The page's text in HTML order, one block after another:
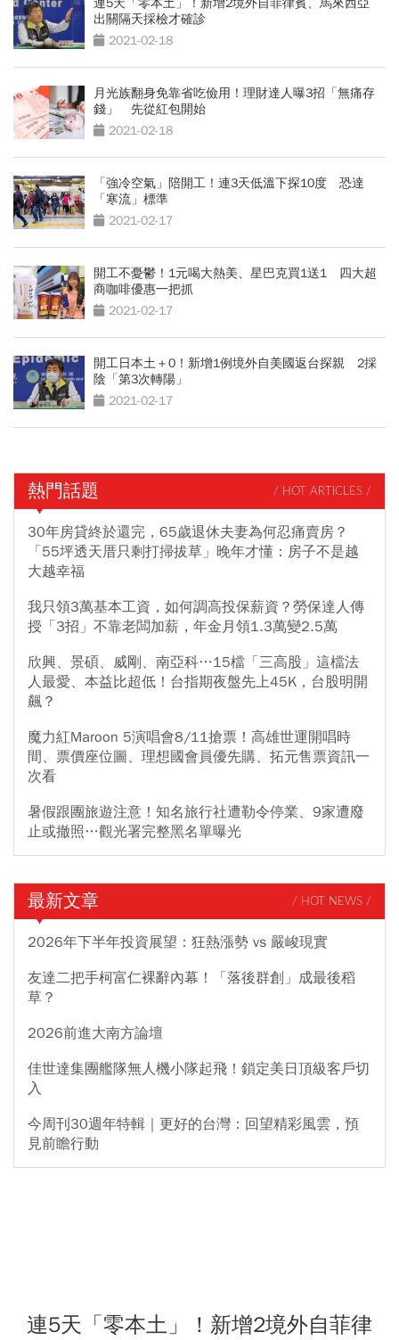
連5天「零本土」！新增2境外自菲律賓、馬來西亞
出關隔天採檢才確診
2021-02-18
月光族翻身免靠省吃儉用！理財達人曝3招「無痛存
錢」 先從紅包開始
2021-02-18
「強冷空氣」陪開工！連3天低溫下探10度 恐達
「寒流」標準
2021-02-17
開工不憂鬱！1元喝大熱美、星巴克買1送1 四大超
商咖啡優惠一把抓
2021-02-17
開工日本土＋0！新增1例境外自美國返台探親 2採
陰「第3次轉陽」
2021-02-17
熱門話題 / HOT ARTICLES /
30年房貸終於還完，65歲退休夫妻為何忍痛賣房？
「55坪透天厝只剩打掃拔草」晚年才懂：房子不是越
大越幸福
我只領3萬基本工資，如何調高投保薪資？勞保達人傳
授「3招」不靠老闆加薪，年金月領1.3萬變2.5萬
欣興、景碩、威剛、南亞科…15檔「三高股」這檔法
人最愛、本益比超低！台指期夜盤先上45K，台股明開
飆？
魔力紅Maroon 5演唱會8/11搶票！高雄世運開唱時
間、票價座位圖、理想國會員優先購、拓元售票資訊一
次看
暑假跟團旅遊注意！知名旅行社遭勒令停業、9家遭廢
止或撤照…觀光署完整黑名單曝光
最新文章 / HOT NEWS /
2026年下半年投資展望：狂熱漲勢 vs 嚴峻現實
友達二把手柯富仁裸辭內幕！「落後群創」成最後稻
草？
2026前進大南方論壇
佳世達集團艦隊無人機小隊起飛！鎖定美日頂級客戶切
入
今周刊30週年特輯｜更好的台灣：回望精彩風雲，預
見前瞻行動
連5天「零本土」！新增2境外自菲律